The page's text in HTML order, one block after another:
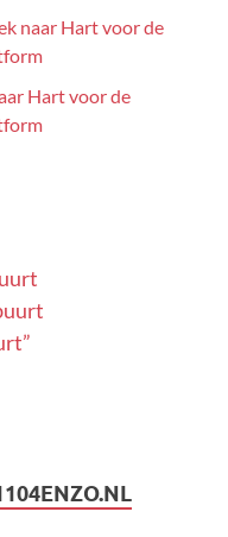
naar Hart voor de
Hart voor de